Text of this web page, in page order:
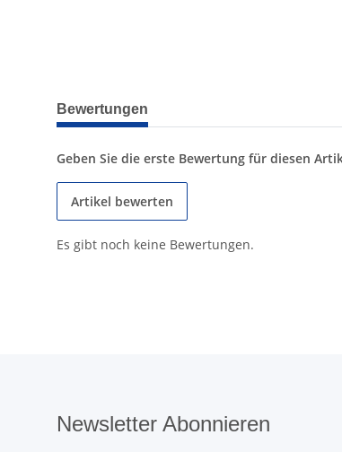
weitere Registerkarten anzeigen
Bewertungen
Geben Sie die erste Bewertung für diesen
Artikel bewerten
Es gibt noch keine Bewertungen.
Newsletter Abonnieren